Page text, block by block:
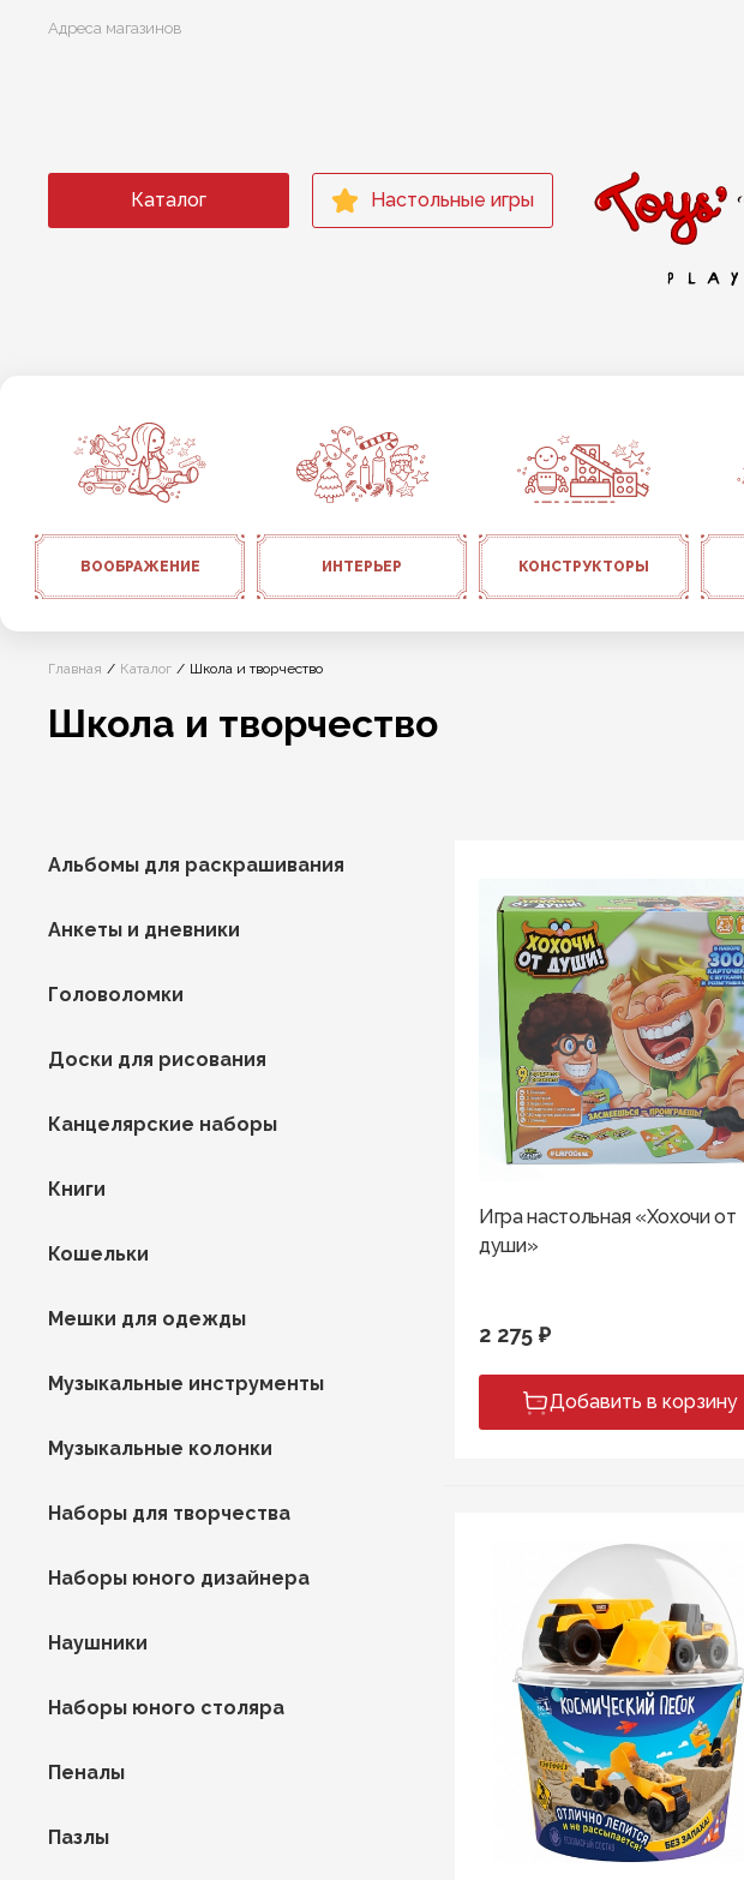
Адреса магазинов
Каталог Настольные игры
ВООБРАЖЕНИЕ ИНТЕРЬЕР КОНСТРУКТОРЫ
Главная Каталог Школа и творчество
Школа и творчество
Альбомы для раскрашивания
Анкеты и дневники
Головоломки
Доски для рисования
Канцелярские наборы
Книги
Кошельки
Мешки для одежды
Музыкальные инструменты
Музыкальные колонки
Наборы для творчества
Наборы юного дизайнера
Наушники
Наборы юного столяра
Пеналы
Пазлы
Игра настольная «Хохочи от
души»
2 275 ₽
Добавить в корзину